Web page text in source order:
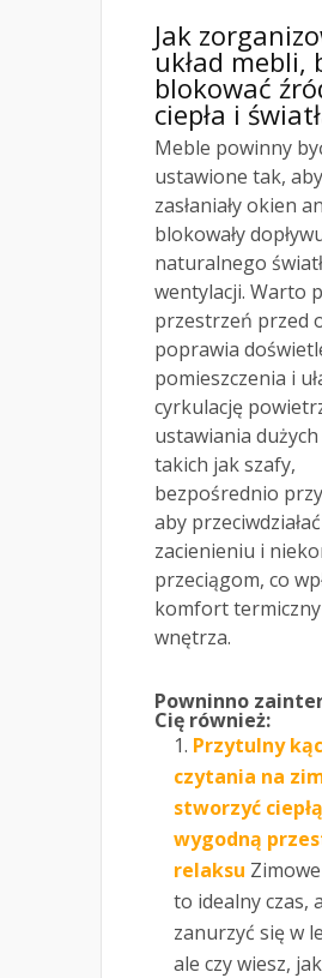
Jak
układ mebli,
blokować
ciepła i
Meble powinny
ustawione tak,
zasłaniały okien
blokowały
naturalnego
wentylacji. Warto
przestrzeń przed
poprawia
pomieszczenia i
cyrkulację
ustawiania
takich jak szafy,
bezpośrednio
aby przeciwdziałać
zacienieniu i
przeciągom, co
komfort
wnętrza.
Powninno
Cię również:
Przytulny
czytania na
stworzyć
wygodną
relaksu
to idealny czas,
zanurzyć się w
ale czy wiesz,